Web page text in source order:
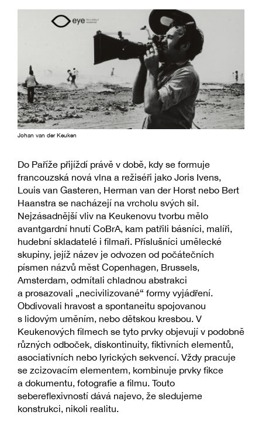
Johan van der Keuken
Do Paříže přijíždí právě v době, kdy se formuje
francouzská nová vlna a režiséři jako Joris Ivens,
Louis van Gasteren, Herman van der Horst nebo Bert
Haanstra se nacházejí na vrcholu svých sil.
Nejzásadnější vliv na Keukenovu tvorbu mělo
avantgardní hnutí CoBrA, kam patřili básníci, malíři,
hudební skladatelé i filmaři. Příslušníci umělecké
skupiny, jejíž název je odvozen od počátečních
písmen názvů měst Copenhagen, Brussels,
Amsterdam, odmítali chladnou abstrakci
a prosazovali „necivilizované“ formy vyjádření.
Obdivovali hravost a spontaneitu spojovanou
s lidovým uměním, nebo dětskou kresbou. V
Keukenových filmech se tyto prvky objevují v podobně
různých odboček, diskontinuity, fiktivních elementů,
asociativních nebo lyrických sekvencí. Vždy pracuje
se zcizovacím elementem, kombinuje prvky fikce
a dokumentu, fotografie a filmu. Touto
sebereflexivností dává najevo, že sledujeme
konstrukci, nikoli realitu.